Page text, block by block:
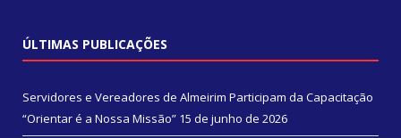
ÚLTIMAS PUBLICAÇÕES
Servidores e Vereadores de Almeirim Participam da Capacitação
“Orientar é a Nossa Missão” 15 de junho de 2026